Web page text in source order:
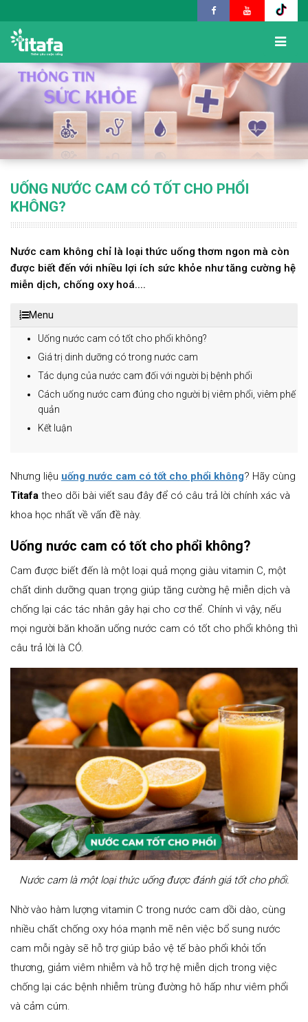
UỐNG NƯỚC CAM CÓ TỐT CHO PHỔI
KHÔNG?
Nước cam không chỉ là loại thức uống thơm ngon mà còn
được biết đến với nhiều lợi ích sức khỏe như tăng cường hệ
miễn dịch, chống oxy hoá....
Menu
Uống nước cam có tốt cho phổi không?
Giá trị dinh dưỡng có trong nước cam
Tác dụng của nước cam đối với người bị bệnh phổi
Cách uống nước cam đúng cho người bị viêm phổi, viêm phế
quản
Kết luận
Nhưng liệu uống nước cam có tốt cho phổi không? Hãy cùng
Titafa theo dõi bài viết sau đây để có câu trả lời chính xác và
khoa học nhất về vấn đề này.
Uống nước cam có tốt cho phổi không?
Cam được biết đến là một loại quả mọng giàu vitamin C, một
chất dinh dưỡng quan trọng giúp tăng cường hệ miễn dịch và
chống lại các tác nhân gây hại cho cơ thể. Chính vì vậy, nếu
mọi người băn khoăn uống nước cam có tốt cho phổi không thì
câu trả lời là CÓ.
Nước cam là một loại thức uống được đánh giá tốt cho phổi.
Nhờ vào hàm lượng vitamin C trong nước cam dồi dào, cùng
nhiều chất chống oxy hóa mạnh mẽ nên việc bổ sung nước
cam mỗi ngày sẽ hỗ trợ giúp bảo vệ tế bào phổi khỏi tổn
thương, giảm viêm nhiễm và hỗ trợ hệ miễn dịch trong việc
chống lại các bệnh nhiễm trùng đường hô hấp như viêm phổi
và cảm cúm.